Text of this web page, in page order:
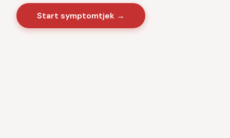
Start symptomtjek →